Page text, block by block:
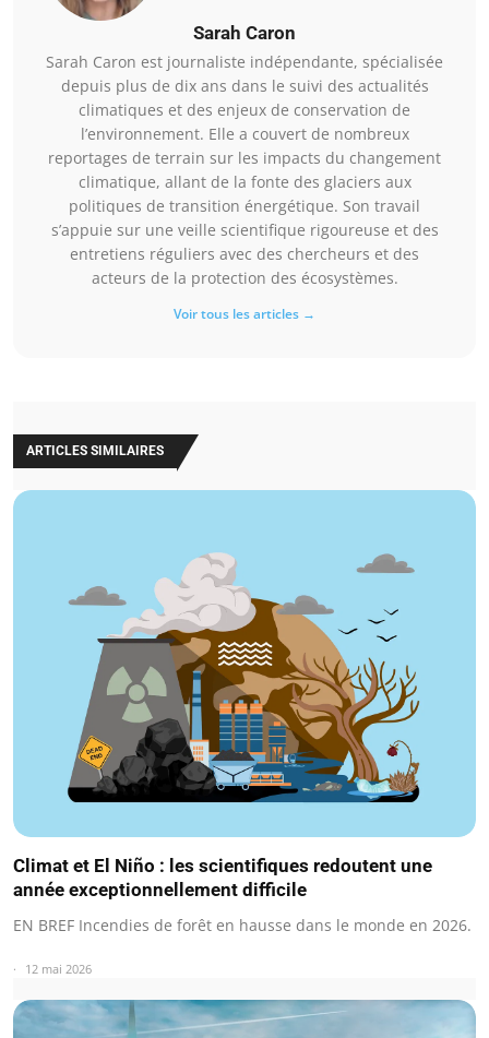
Sarah Caron
Sarah Caron est journaliste indépendante, spécialisée
depuis plus de dix ans dans le suivi des actualités
climatiques et des enjeux de conservation de
l’environnement. Elle a couvert de nombreux
reportages de terrain sur les impacts du changement
climatique, allant de la fonte des glaciers aux
politiques de transition énergétique. Son travail
s’appuie sur une veille scientifique rigoureuse et des
entretiens réguliers avec des chercheurs et des
acteurs de la protection des écosystèmes.
Voir tous les articles →
ARTICLES SIMILAIRES
Climat et El Niño : les scientifiques redoutent une
année exceptionnellement difficile
EN BREF Incendies de forêt en hausse dans le monde en 2026.
12 mai 2026